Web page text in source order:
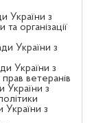
України з
організації
України з
України з
ветеранів
України з
з